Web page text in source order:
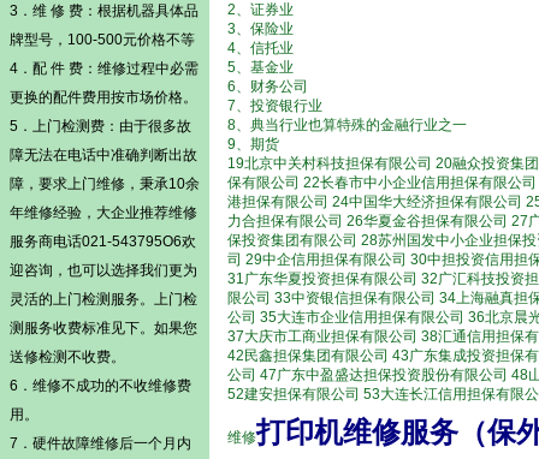
3．维 修 费：根据机器具体品
牌型号，100-500元价格不等
4．配 件 费：维修过程中必需
更换的配件费用按市场价格。
5． 上门检测费 ：由于很多故
障无法在电话中准确判断出故
障，要求上门维修，秉承10余
年维修经验，大企业推荐维修
服务商电话021-543795O6欢
迎咨询，也可以选择我们更为
灵活的上门检测 服务。 上门检
测 服务收费标准见下。如果您
送修检测不收费。
6．维修不成功的不收维修费
用。
7．硬件故障维修后一个月内
2、证券业
3、保险业
4、信托业
5、基金业
6、财务公司
7、投资银行业
8、典当行业也算特殊的金融行业之一
9、期货
19北京中关村科技担保有限公司 20融众投资集
保有限公司 22长春市中小企业信用担保有限公
港担保有限公司 24中国华大经济担保有限公司
力合担保有限公司 26华夏金谷担保有限公司 27
保投资集团有限公司 28苏州国发中小企业担保
司 29中企信用担保有限公司 30中担投资信用担
31广东华夏投资担保有限公司 32广汇科技投资
限公司 33中资银信担保有限公司 34上海融真担
公司 35大连市企业信用担保有限公司 36北京晨
37大庆市工商业担保有限公司 38汇通信用担保
42民鑫担保集团有限公司 43广东集成投资担保
公司 47广东中盈盛达担保投资股份有限公司 48
52建安担保有限公司 53大连长江信用担保有限
维修打印机维修服务（保